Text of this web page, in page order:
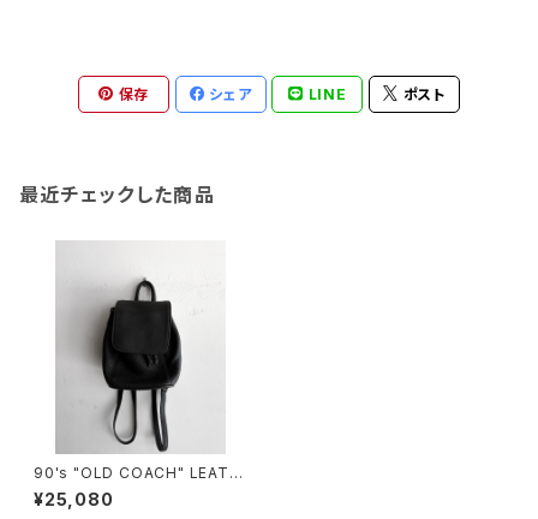
保存 シェア LINE ポスト
最近チェックした商品
90's "OLD COACH" LEATH
ER SMALL BACKPACK mad
e in USA
¥25,080